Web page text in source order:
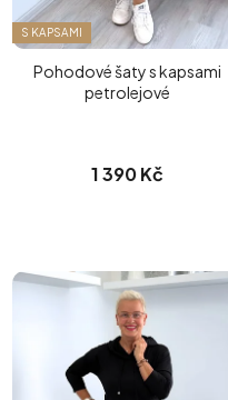
S KAPSAMI
Pohodové šaty s kapsami
petrolejové
1 390 Kč